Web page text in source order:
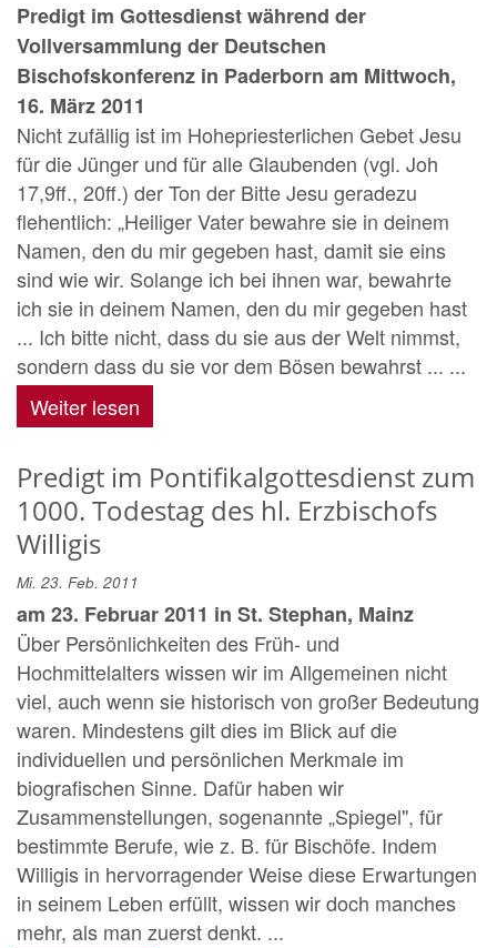
Predigt im Gottesdienst während der
Vollversammlung der Deutschen
Bischofskonferenz in Paderborn am Mittwoch,
16. März 2011
Nicht zufällig ist im Hohepriesterlichen Gebet Jesu
für die Jünger und für alle Glaubenden (vgl. Joh
17,9ff., 20ff.) der Ton der Bitte Jesu geradezu
flehentlich: „Heiliger Vater bewahre sie in deinem
Namen, den du mir gegeben hast, damit sie eins
sind wie wir. Solange ich bei ihnen war, bewahrte
ich sie in deinem Namen, den du mir gegeben hast
... Ich bitte nicht, dass du sie aus der Welt nimmst,
sondern dass du sie vor dem Bösen bewahrst ... ...
Weiter lesen
Predigt im Pontifikalgottesdienst zum
1000. Todestag des hl. Erzbischofs
Willigis
Mi. 23. Feb. 2011
am 23. Februar 2011 in St. Stephan, Mainz
Über Persönlichkeiten des Früh- und
Hochmittelalters wissen wir im Allgemeinen nicht
viel, auch wenn sie historisch von großer Bedeutung
waren. Mindestens gilt dies im Blick auf die
individuellen und persönlichen Merkmale im
biografischen Sinne. Dafür haben wir
Zusammenstellungen, sogenannte „Spiegel", für
bestimmte Berufe, wie z. B. für Bischöfe. Indem
Willigis in hervorragender Weise diese Erwartungen
in seinem Leben erfüllt, wissen wir doch manches
mehr, als man zuerst denkt. ...